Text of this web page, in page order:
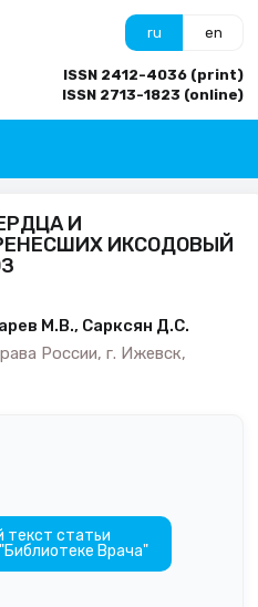
ru en
ISSN 2412-4036 (print)
ISSN 2713-1823 (online)
И
ИКСОДОВЫЙ
М.В., Сарксян Д.С.
России, г. Ижевск,
текст статьи
Врача"